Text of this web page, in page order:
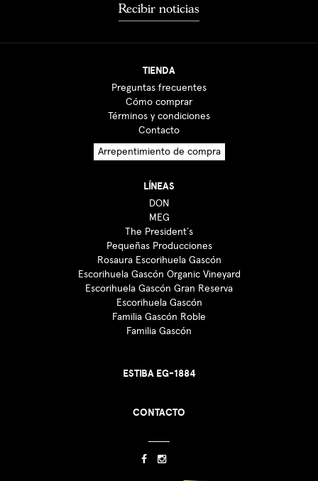
Recibir noticias
TIENDA
Preguntas frecuentes
Cómo comprar
Términos y condiciones
Contacto
Arrepentimiento de compra
LÍNEAS
DON
MEG
The President´s
Pequeñas Producciones
Rosaura Escorihuela Gascón
Escorihuela Gascón Organic Vineyard
Escorihuela Gascón Gran Reserva
Escorihuela Gascón
Familia Gascón Roble
Familia Gascón
ESTIBA EG-1884
CONTACTO